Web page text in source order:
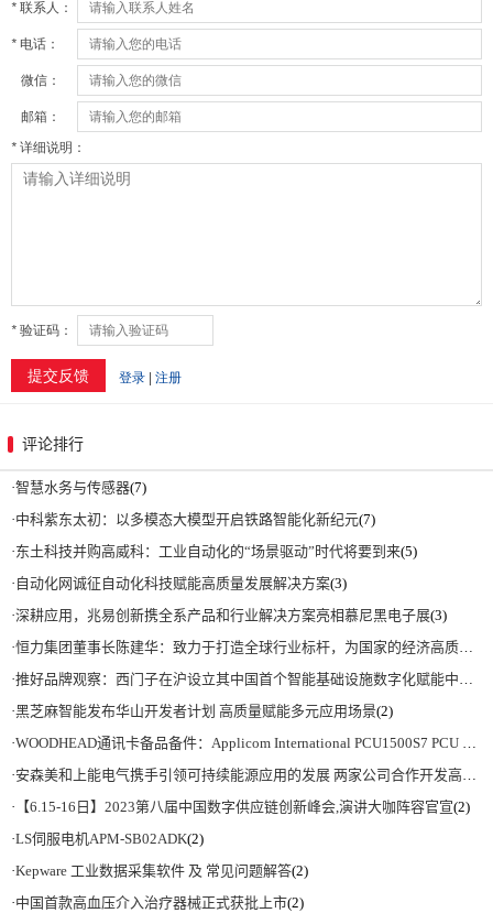
评论排行
·智慧水务与传感器(7)
·中科紫东太初：以多模态大模型开启铁路智能化新纪元(7)
·东土科技并购高威科：工业自动化的“场景驱动”时代将要到来(5)
· 自动化网诚征自动化科技赋能高质量发展解决方案(3)
·深耕应用，兆易创新携全系产品和行业解决方案亮相慕尼黑电子展(3)
·恒力集团董事长陈建华：致力于打造全球行业标杆，为国家的经济高质量发展贡献更大力量|上海电气集团党委书记、董事长吴磊来访
·推好品牌观察：西门子在沪设立其中国首个智能基础设施数字化赋能中心
·黑芝麻智能发布华山开发者计划 高质量赋能多元应用场景(2)
·WOODHEAD通讯卡备品备件：Applicom International PCU1500S7 PCU 1500 S7 V4.5.0
·安森美和上能电气携手引领可持续能源应用的发展 两家公司合作开发高性能储能和太阳能组串式逆变器方案 以实现可持续的未来
· 【6.15-16日】2023第八届中国数字供应链创新峰会,演讲大咖阵容官宣(2)
·LS伺服电机APM-SB02ADK(2)
·Kepware 工业数据采集软件 及 常见问题解答(2)
·中国首款高血压介入治疗器械正式获批上市(2)